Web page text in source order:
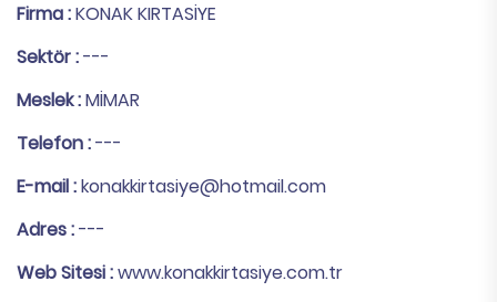
Firma :KONAK KIRTASİYE
Sektör :---
Meslek :MİMAR
Telefon :---
E-mail :konakkirtasiye@hotmail.com
Adres :---
Web Sitesi :www.konakkirtasiye.com.tr